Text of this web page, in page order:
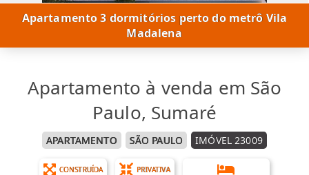
Apartamento 3 dormitórios perto do metrô Vila
Madalena
Apartamento à venda em São
Paulo, Sumaré
APARTAMENTO SÃO PAULO IMÓVEL 23009
CONSTRUÍDA PRIVATIVA